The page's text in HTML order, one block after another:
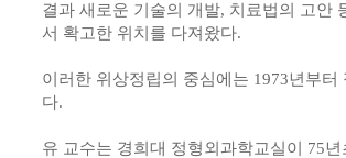
결과 새로운 기술의 개발, 치료법의 고안
서 확고한 위치를 다져왔다.
이러한 위상정립의 중심에는 1973년부
다.
유 교수는 경희대 정형외과학교실이 75